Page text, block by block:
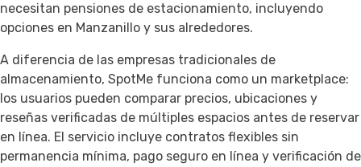
necesitan pensiones de estacionamiento, incluyendo
opciones en Manzanillo y sus alrededores.
A diferencia de las empresas tradicionales de
almacenamiento, SpotMe funciona como un marketplace:
los usuarios pueden comparar precios, ubicaciones y
reseñas verificadas de múltiples espacios antes de reservar
en línea. El servicio incluye contratos flexibles sin
permanencia mínima, pago seguro en línea y verificación de